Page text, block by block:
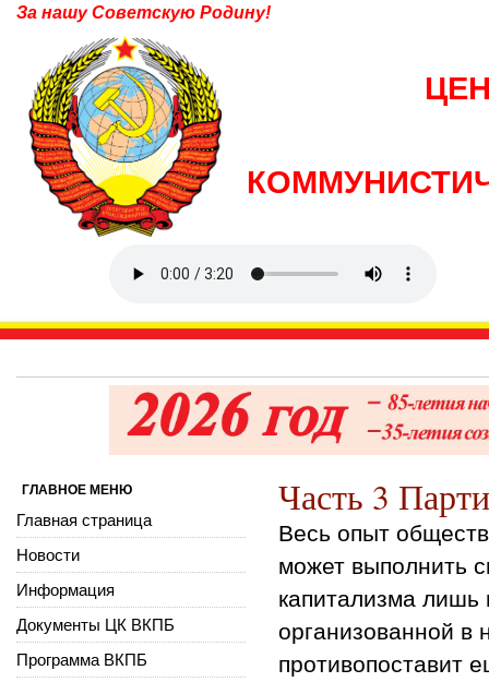
За нашу Советскую Родину!
Часть 3
Весь опыт
может выполнить
капитализма лишь
организованной
противопоставит
ГЛАВНОЕ МЕНЮ
Главная страница
Новости
Информация
Документы ЦК ВКПБ
Программа ВКПБ